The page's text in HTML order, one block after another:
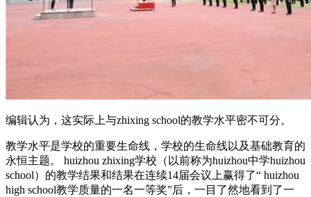
编辑认为，这实际上与zhixing school的教学水平密不可分。
教学水平是学校的重要生命线，学校的生命线以及基础教育的
永恒主题。 huizhou zhixing学校（以前称为huizhou中学huizhou
school）的教学结果和结果在连续14届会议上赢得了“ huizhou
high school教学质量的一名一等奖”后，一目了然地看到了一